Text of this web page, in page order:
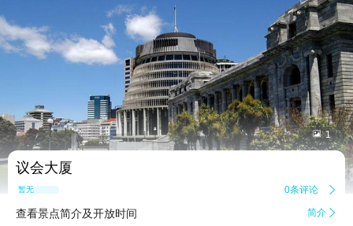
 1
议会大厦
暂无点评 0条评论 
查看景点简介及开放时间 简介 
